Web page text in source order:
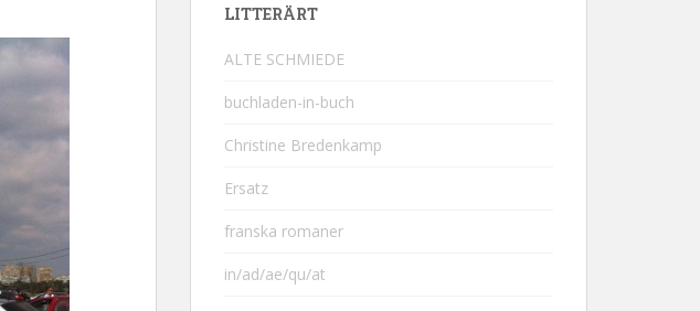
LITTERÄRT
ALTE SCHMIEDE
buchladen-in-buch
Christine Bredenkamp
Ersatz
franska romaner
in/ad/ae/qu/at